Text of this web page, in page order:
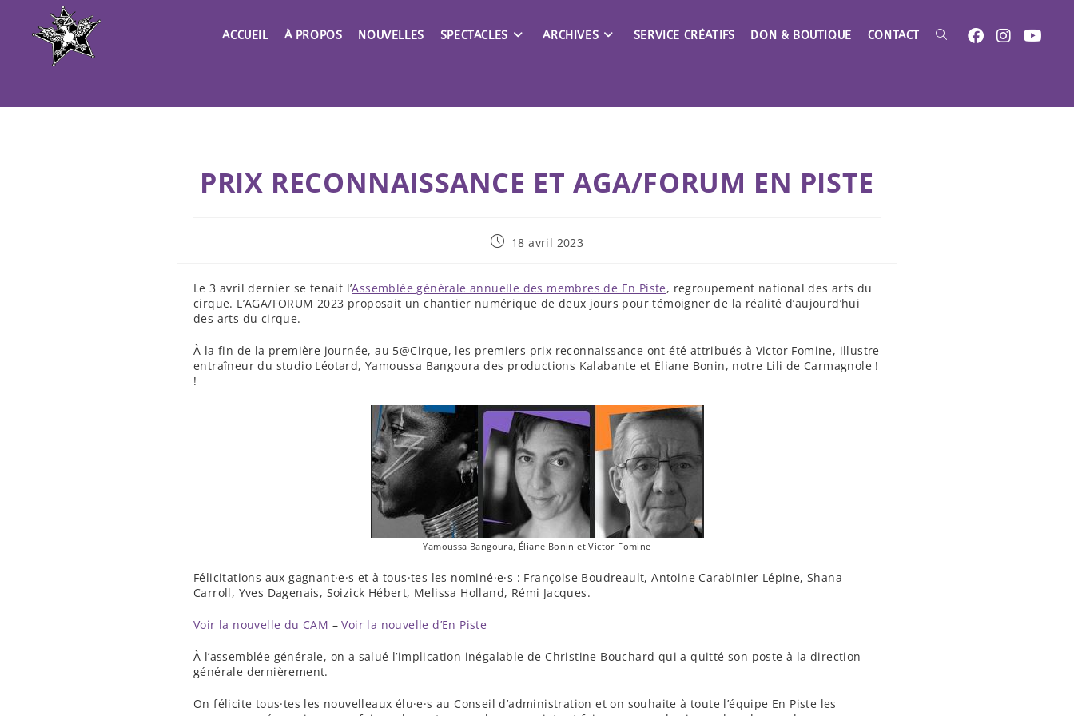
content
ACCUEIL À PROPOS NOUVELLES SPECTACLES ARCHIVES SERVICE CRÉATIFS DON & BOUTIQUE CONTACT TOGGLE
PRIX RECONNAISSANCE ET AGA/FORUM EN PISTE
Publication
18 avril 2023
Le 3 avril dernier se tenait l’Assemblée générale annuelle des membres de En Piste, regroupement national des arts du
cirque. L’AGA/FORUM 2023 proposait un chantier numérique de deux jours pour témoigner de la réalité d’aujourd’hui
des arts du cirque.
À la fin de la première journée, au 5@Cirque, les premiers prix reconnaissance ont été attribués à Victor Fomine, illustre
entraîneur du studio Léotard, Yamoussa Bangoura des productions Kalabante et Éliane Bonin, notre Lili de Carmagnole !
!
Yamoussa Bangoura, Éliane Bonin et Victor Fomine
Félicitations aux gagnant·e·s et à tous·tes les nominé·e·s : Françoise Boudreault, Antoine Carabinier Lépine, Shana
Carroll, Yves Dagenais, Soizick Hébert, Melissa Holland, Rémi Jacques.
Voir la nouvelle du CAM –Voir la nouvelle d’En Piste
À l’assemblée générale, on a salué l’implication inégalable de Christine Bouchard qui a quitté son poste à la direction
générale dernièrement.
On félicite tous·tes les nouvelleaux élu·e·s au Conseil d’administration et on souhaite à toute l’équipe En Piste les